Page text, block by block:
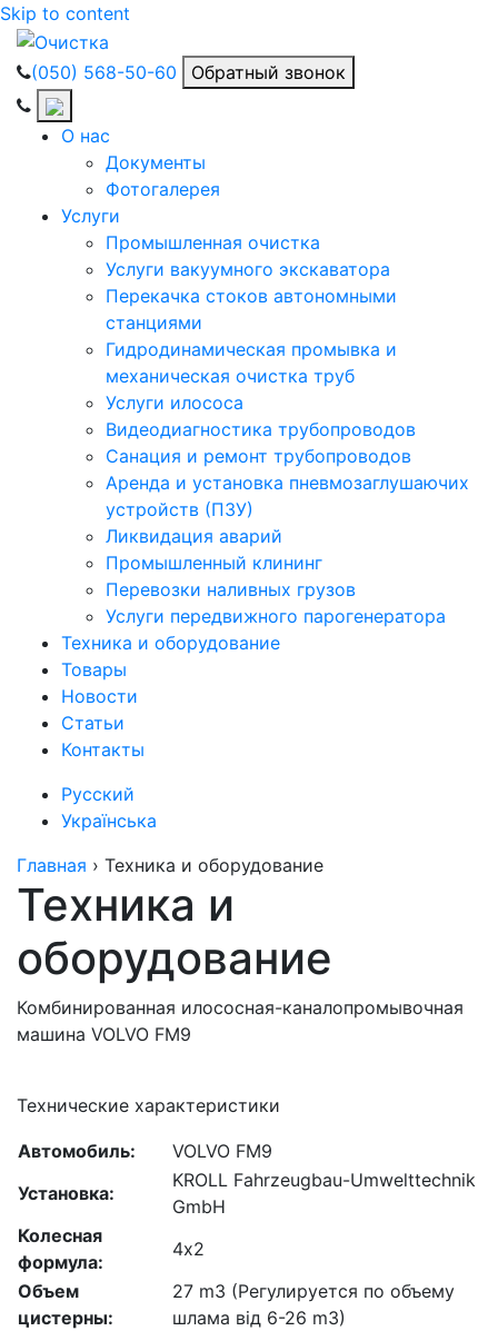
Skip to content
(050) 568-50-60 Обратный звонок
О нас
Документы
Фотогалерея
Услуги
Промышленная очистка
Услуги вакуумного экскаватора
Перекачка стоков автономными
станциями
Гидродинамическая промывка и
механическая очистка труб
Услуги илососа
Видеодиагностика трубопроводов
Санация и ремонт трубопроводов
Аренда и установка пневмозаглушаючих
устройств (ПЗУ)
Ликвидация аварий
Промышленный клининг
Перевозки наливных грузов
Услуги передвижного парогенератора
Техника и оборудование
Товары
Новости
Статьи
Контакты
Русский
Українська
Главная › Техника и оборудование
Техника и
оборудование
Комбинированная илососная-каналопромывочная
машина VOLVO FM9
Технические характеристики
Автомобиль:
VOLVO FM9
Установка:
KROLL Fahrzeugbau-Umwelttechnik
GmbH
Колесная
формула:
4х2
Объем
цистерны:
27 m3 (Регулируется по объему
шлама від 6-26 m3)